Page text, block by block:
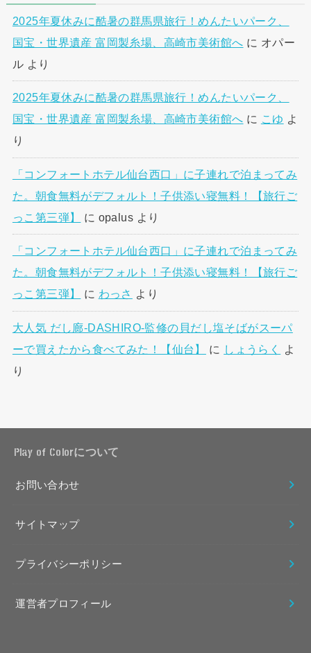
2025年夏休みに酷暑の群馬県旅行！めんたいパーク、
国宝・世界遺産 富岡製糸場、高崎市美術館へ に オパー
ル より
2025年夏休みに酷暑の群馬県旅行！めんたいパーク、
国宝・世界遺産 富岡製糸場、高崎市美術館へ に こゆ よ
り
「コンフォートホテル仙台西口」に子連れで泊まってみ
た。朝食無料がデフォルト！子供添い寝無料！【旅行ご
っこ第三弾】
に opalus より
「コンフォートホテル仙台西口」に子連れで泊まってみ
た。朝食無料がデフォルト！子供添い寝無料！【旅行ご
っこ第三弾】
に わっさ より
大人気 だし廊-DASHIRO-監修の貝だし塩そばがスーパ
ーで買えたから食べてみた！【仙台】
に しょうらく
よ
り
Play of Colorについて
お問い合わせ
サイトマップ
プライバシーポリシー
運営者プロフィール